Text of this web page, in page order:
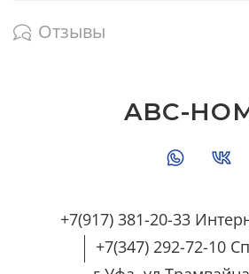
Отзывы
+7(917) 381-20-33
+7(347) 292-72-10
ABC-